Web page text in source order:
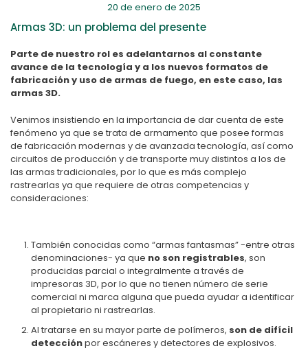
20 de enero de 2025
Armas 3D: un problema del presente
Parte de nuestro rol es adelantarnos al constante
avance de la tecnología y a los nuevos formatos de
fabricación y uso de armas de fuego, en este caso, las
armas 3D.
Venimos insistiendo en la importancia de dar cuenta de este
fenómeno ya que se trata de armamento que posee formas
de fabricación modernas y de avanzada tecnología, así como
circuitos de producción y de transporte muy distintos a los de
las armas tradicionales, por lo que es más complejo
rastrearlas ya que requiere de otras competencias y
consideraciones:
También conocidas como “armas fantasmas” -entre otras
denominaciones- ya que no son registrables, son
producidas parcial o integralmente a través de
impresoras 3D, por lo que no tienen número de serie
comercial ni marca alguna que pueda ayudar a identificar
al propietario ni rastrearlas.
Al tratarse en su mayor parte de polímeros, son de difícil
detecciónpor escáneres y detectores de explosivos.